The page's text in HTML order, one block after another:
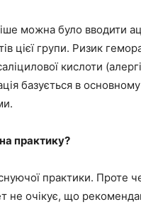
можна було вводити
цієї групи. Ризик
кислоти
базується в основному
практику?
практики. Проте
не очікує, що